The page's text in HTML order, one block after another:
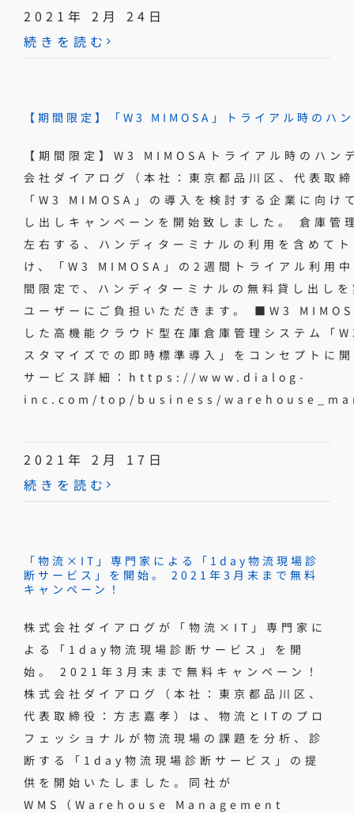
2021年 2月 24日
続きを読む
【期間限定】「W3 MIMOSA」トライアル時のハ
【期間限定】W3 MIMOSAトライアル時のハ
会社ダイアログ（本社：東京都品川区、代表取
「W3 MIMOSA」の導入を検討する企業に向け
し出しキャンペーンを開始致しました。 倉庫
左右する、ハンディターミナルの利用を含めて
け、「W3 MIMOSA」の2週間トライアル利用
間限定で、ハンディターミナルの無料貸し出し
ユーザーにご負担いただきます。 ■W3
した高機能クラウド型在庫倉庫管理システム
スタマイズでの即時標準導入」をコンセプト
サービス詳細：https://www.dialog-
inc.com/top/business/
2021年 2月 17日
続きを読む
「物流×IT」専門家による「1day物流現場診
断サービス」を開始。 2021年3月末まで無料
キャンペーン！
株式会社ダイアログが「物流×IT」専門家に
よる「1day物流現場診断サービス」を開
始。 2021年3月末まで無料キャンペーン！
株式会社ダイアログ（本社：東京都品川区、
代表取締役：方志嘉孝）は、物流とITのプロ
フェッショナルが物流現場の課題を分析、診
断する「1day物流現場診断サービス」の提
供を開始いたしました。同社が
WMS（Warehouse Management